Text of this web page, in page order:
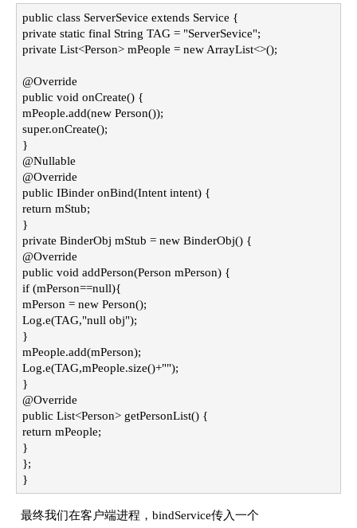
public class ServerSevice extends Service {
private static final String TAG = "ServerSevice";
private List<Person> mPeople = new ArrayList<>();
@Override
public void onCreate() {
mPeople.add(new Person());
super.onCreate();
}
@Nullable
@Override
public IBinder onBind(Intent intent) {
return mStub;
}
private BinderObj mStub = new BinderObj() {
@Override
public void addPerson(Person mPerson) {
if (mPerson==null){
mPerson = new Person();
Log.e(TAG,"null obj");
}
mPeople.add(mPerson);
Log.e(TAG,mPeople.size()+"");
}
@Override
public List<Person> getPersonList() {
return mPeople;
}
};
}
最终我们在客户端进程，bindService传入一个